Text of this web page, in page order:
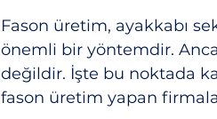
Fason üretim, ayakkabı
önemli bir yöntemdir.
değildir. İşte bu noktada
fason üretim yapan